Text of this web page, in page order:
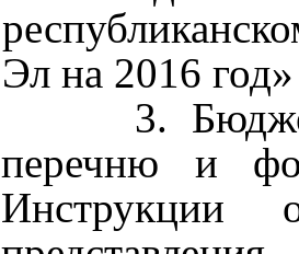
Эл на 2016
3.
перечню и
Инструкции